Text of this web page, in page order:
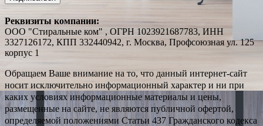
Реквизиты компании:
ООО "Стиральные ком" , ОГРН 1023921687783, ИНН
3327126172, КПП 332440942, г. Москва, Профсоюзная ул. 125
корпус 1
Обращаем Ваше внимание на то, что данный интернет-сайт
носит исключительно информационный характер и ни при
каких условиях информационные материалы и цены,
размещенные на сайте, не являются публичной офертой,
определяемой положениями Статьи 437 Гражданского кодекса